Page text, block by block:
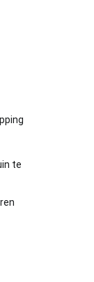
te